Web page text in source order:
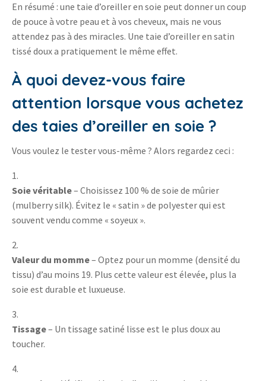
En résumé : une taie d’oreiller en soie peut donner un coup
de pouce à votre peau et à vos cheveux, mais ne vous
attendez pas à des miracles. Une taie d’oreiller en satin
tissé doux a pratiquement le même effet.
À quoi devez-vous faire
attention lorsque vous achetez
des taies d’oreiller en soie ?
Vous voulez le tester vous-même ? Alors regardez ceci :
Soie véritable– Choisissez 100 % de soie de mûrier
(mulberry silk). Évitez le « satin » de polyester qui est
souvent vendu comme « soyeux ».
Valeur du momme– Optez pour un momme (densité du
tissu) d’au moins 19. Plus cette valeur est élevée, plus la
soie est durable et luxueuse.
Tissage– Un tissage satiné lisse est le plus doux au
toucher.